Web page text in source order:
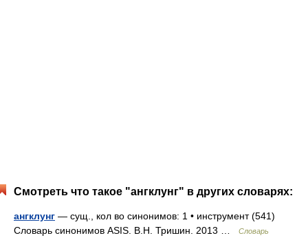
Смотреть что такое "ангклунг" в других словарях:
ангклунг — сущ., кол во синонимов: 1 • инструмент (541)
Словарь синонимов ASIS. В.Н. Тришин. 2013 …
Словарь